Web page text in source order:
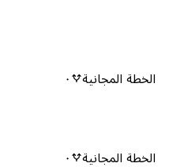
الخطة المجانية ٠
الخطة المجانية ٠